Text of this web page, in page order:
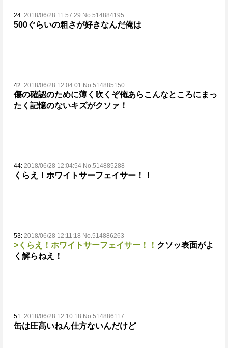
24: 2018/06/28 11:57:29 No.514884195
500ぐらいの粗さが好きなんだ俺は
42: 2018/06/28 12:04:01 No.514885150
傷の確認のために薄く吹くぞ俺あらこんなところにまっ
たく記憶のないキズがクソァ！
44: 2018/06/28 12:04:54 No.514885288
くらえ！ホワイトサーフェイサー！！
53: 2018/06/28 12:11:18 No.514886263
>くらえ！ホワイトサーフェイサー！！ クソッ表面がよ
く解らねえ！
51: 2018/06/28 12:10:18 No.514886117
缶は圧高いねん仕方ないんだけど